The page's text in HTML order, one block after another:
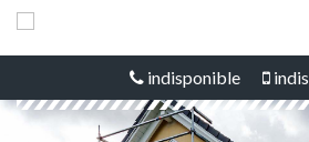
indisponible